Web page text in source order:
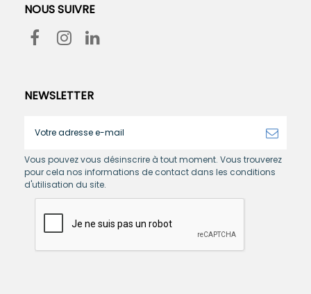
NOUS SUIVRE
NEWSLETTER
Vous pouvez vous désinscrire à tout moment. Vous trouverez
pour cela nos informations de contact dans les conditions
d'utilisation du site.